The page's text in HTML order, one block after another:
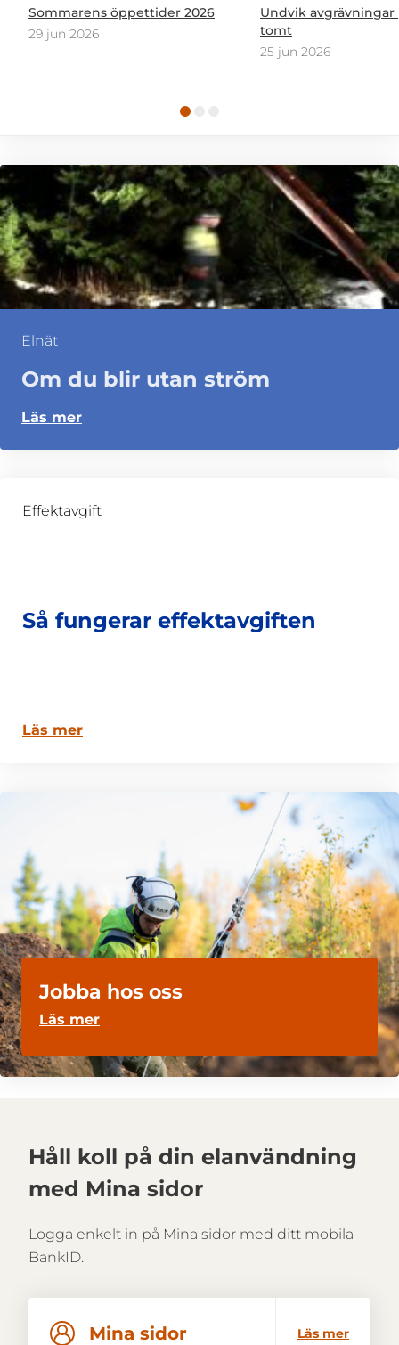
Sommarens öppettider 2026
29 jun 2026
Undvik avgrävningar
tomt
25 jun 2026
Elnät
Om du blir utan ström
Läs mer
Effektavgift
Så fungerar effektavgiften
Läs mer
Jobba hos oss
Läs mer
Håll koll på din elanvändning
med Mina sidor
Logga enkelt in på Mina sidor med ditt mobila
BankID.
Mina sidor Läs mer